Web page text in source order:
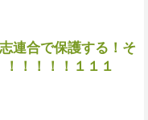
連合で保護する！そ
！！！！１１１